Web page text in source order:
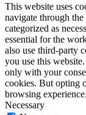
This website uses
navigate through
categorized as
essential for the
also use third-party
you use this
only with your
cookies. But opting
browsing experience.
Necessary